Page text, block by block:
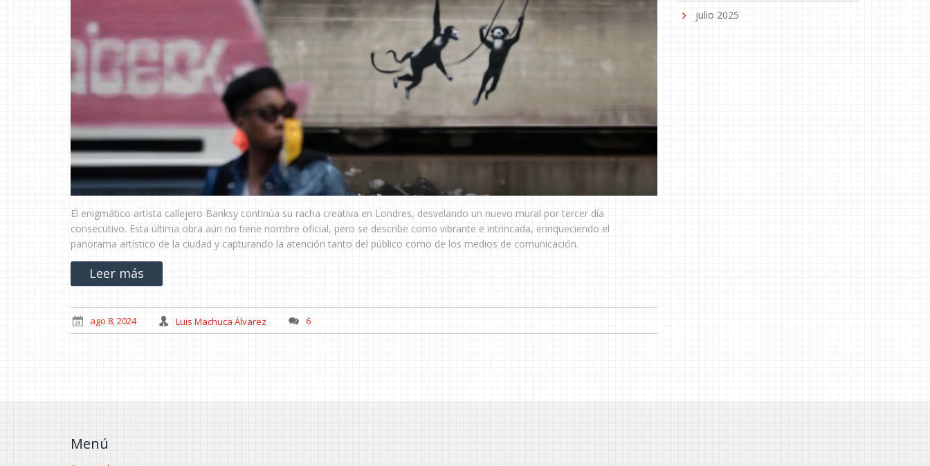
El enigmático artista callejero Banksy continúa su racha creativa en Londres, desvelando un nuevo mural por tercer día
consecutivo. Esta última obra aún no tiene nombre oficial, pero se describe como vibrante e intrincada, enriqueciendo el
panorama artístico de la ciudad y capturando la atención tanto del público como de los medios de comunicación.
Leer más
ago 8, 2024 Luis Machuca Álvarez 6
julio 2025
Menú